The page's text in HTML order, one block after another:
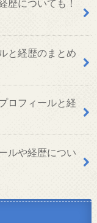
歴についても！
と経歴のまとめ
ロフィールと経
ルや経歴につい